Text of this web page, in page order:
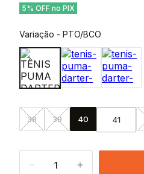
5% OFF no PIX
Variação - PTO/BCO
38 39 40 41
1